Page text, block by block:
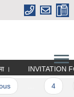
INVITATION